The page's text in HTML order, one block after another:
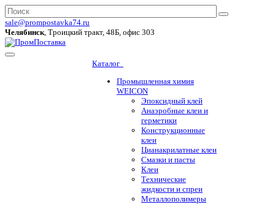
sale@prompostavka74.ru
Челябинск, Троицкий тракт, 48Б, офис 303
Каталог
Промышленная химия
WEICON
Эпоксидный клей
Анаэробные клеи и
герметики
Конструкционные
клеи
Цианакрилатные клеи
Смазки и пасты
Клеи
Технические
жидкости и спреи
Металлополимеры